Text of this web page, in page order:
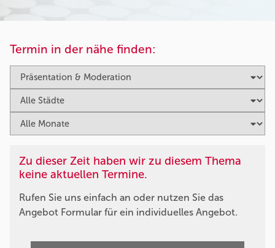
Termin in der nähe finden:
Zu dieser Zeit haben wir zu diesem Thema
keine aktuellen Termine.
Rufen Sie uns einfach an oder nutzen Sie das
Angebot Formular für ein individuelles Angebot.